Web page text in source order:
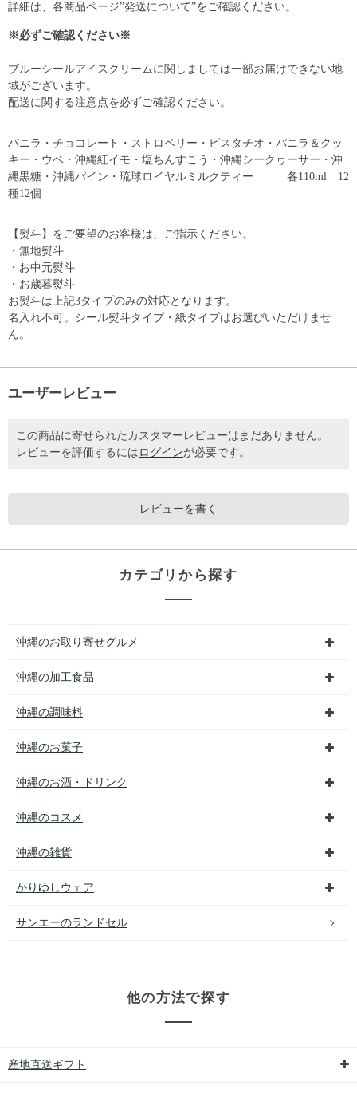
※必ずご確認ください※
ブルーシールアイスクリームに関しましては一部お届けできない地
域がございます。
配送に関する注意点を必ずご確認ください。
バニラ・チョコレート・ストロベリー・ピスタチオ・バニラ＆クッ
キー・ウベ・沖縄紅イモ・塩ちんすこう・沖縄シークヮーサー・沖
縄黒糖・沖縄パイン・琉球ロイヤルミルクティー 各110ml 12
種12個
【熨斗】をご要望のお客様は、ご指示ください。
・無地熨斗
・お中元熨斗
・お歳暮熨斗
お熨斗は上記3タイプのみの対応となります。
名入れ不可。シール熨斗タイプ・紙タイプはお選びいただけませ
ん。
詳細は、各商品ページ”発送について”をご確認ください。
ユーザーレビュー
この商品に寄せられたカスタマーレビューはまだありません。
レビューを評価するには ログインが必要です。
レビューを書く
カテゴリから探す
沖縄のお取り寄せグルメ
沖縄の加工食品
沖縄の調味料
沖縄のお菓子
沖縄のお酒・ドリンク
沖縄のコスメ
沖縄の雑貨
かりゆしウェア
サンエーのランドセル
他の方法で探す
産地直送ギフト